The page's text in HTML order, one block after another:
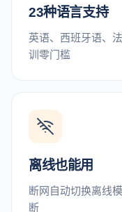
23种语言支持
英语、西班牙语、
训零门槛
离线也能用
断网自动切换离线
断